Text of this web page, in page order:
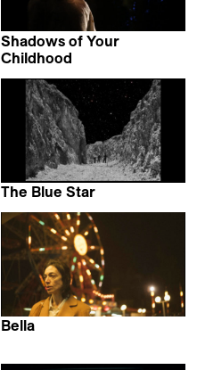
Shadows of Your
Childhood
The Blue Star
Bella